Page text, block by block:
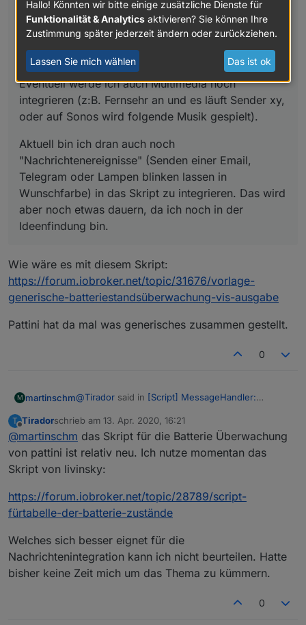
Temperatur und Corona integriert (und weil es
geht!). Ich werde das jetzt beobachten und
eventuell wieder zu einem reduzierten Ansatz
zurückkehren.
Eventuell werde ich auch Multimedia noch
integrieren (z:B. Fernsehr an und es läuft Sender xy,
oder auf Sonos wird folgende Musik gespielt).
Aktuell bin ich dran auch noch
"Nachrichtenereignisse" (Senden einer Email,
Telegram oder Lampen blinken lassen in
Wunschfarbe) in das Skript zu integrieren. Das wird
aber noch etwas dauern, da ich noch in der
Ideenfindung bin.
Wie wäre es mit diesem Skript:
https://forum.iobroker.net/topic/31676/vorlage-
generische-batteriestandsüberwachung-vis-ausgabe
Pattini hat da mal was generisches zusammen gestellt.
0
M martinschm@Tirador said in [Script] MessageHandler:
@martinschmBatteriezustand bräuchte ich
auch noch. Wenn du dort auf einem
ja in die Beispiel-Konfiguration aufnehmen.
Nachrichtenideen. :)
interessanten Dinge. Ich habe aus Spielerei
jetzt Temperatur und Corona integriert (und
weil es geht!). Ich werde das jetzt
beobachten und eventuell wieder zu einem
Eventuell werde ich auch Multimedia noch
Wie wäre es mit diesem Skript:
https://forum.iobroker.net/topic/31676/vorlage-
ausgabe
gestellt.
T
Offline
Tiradorschrieb am 13. Apr. 2020, 16:21
zuletzt editiert von
@martinschm das Skript für die Batterie Überwachung
von pattini ist relativ neu. Ich nutze momentan das
Skript von livinsky:
https://forum.iobroker.net/topic/28789/script-
fürtabelle-der-batterie-zustände
Welches sich besser eignet für die
Nachrichtenintegration kann ich nicht beurteilen. Hatte
bisher keine Zeit mich um das Thema zu kümmern.
0
Hallo! Könnten wir bitte einige zusätzliche Dienste für
Funktionalität & Analytics aktivieren? Sie können Ihre
Zustimmung später jederzeit ändern oder zurückziehen.
Lassen Sie mich wählen Das ist ok